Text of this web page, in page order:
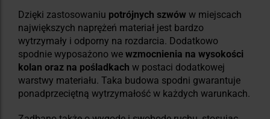
Dzięki zastosowaniu potrójnych szwów w miejscach
największych naprężeń materiał jest bardzo
wytrzymały i odporny na rozdarcia. Dodatkowo
spodnie wyposażono we wzmocnienia na wysokości
kolan oraz na pośladkach w postaci dodatkowej
warstwy materiału. Taka budowa spodni gwarantuje
ponadprzeciętną wytrzymałość w każdych warunkach.